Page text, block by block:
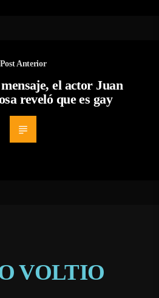
Post Anterior
el actor Juan
reveló que es gay
VOLTIO